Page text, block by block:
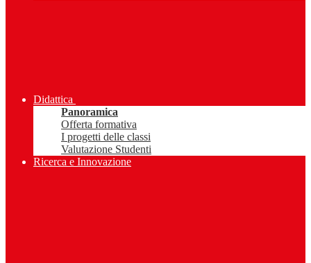
Didattica
Panoramica
Offerta formativa
I progetti delle classi
Valutazione Studenti
Ricerca e Innovazione